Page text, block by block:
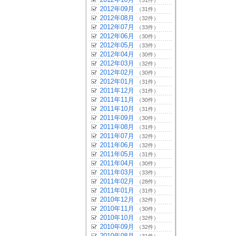
2012年09月 （31件）
2012年08月 （32件）
2012年07月 （33件）
2012年06月 （30件）
2012年05月 （33件）
2012年04月 （30件）
2012年03月 （32件）
2012年02月 （30件）
2012年01月 （31件）
2011年12月 （31件）
2011年11月 （30件）
2011年10月 （31件）
2011年09月 （30件）
2011年08月 （31件）
2011年07月 （32件）
2011年06月 （32件）
2011年05月 （31件）
2011年04月 （30件）
2011年03月 （33件）
2011年02月 （28件）
2011年01月 （31件）
2010年12月 （32件）
2010年11月 （30件）
2010年10月 （32件）
2010年09月 （32件）